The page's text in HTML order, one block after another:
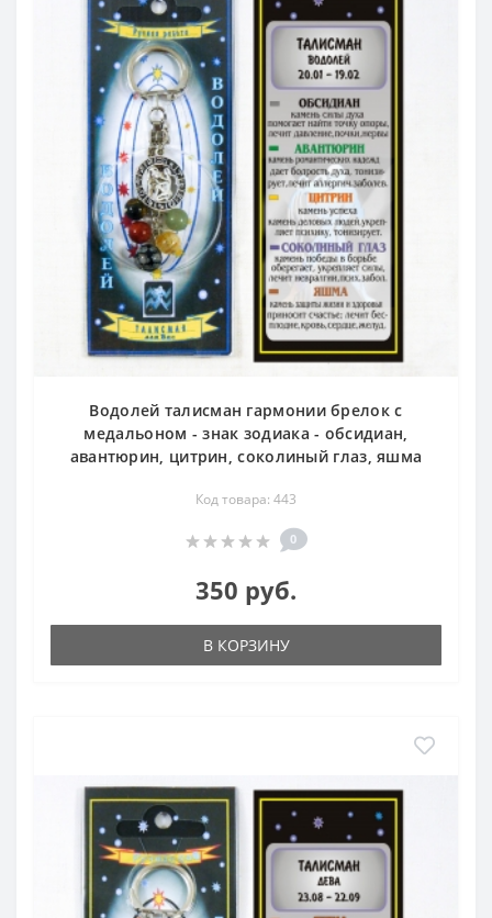
Водолей талисман гармонии брелок с
медальоном - знак зодиака - обсидиан,
авантюрин, цитрин, соколиный глаз, яшма
Код товара: 443
0
350 руб.
В КОРЗИНУ